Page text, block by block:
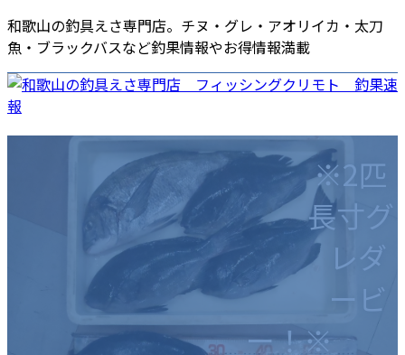
コ
ン
テ
ン
ツ
へ
ナ
ビ
ゲ
ー
シ
ョ
和歌山の釣具えさ専門店。チヌ・グレ・アオリイカ・太刀
魚・ブラックバスなど釣果情報やお得情報満載
ホーム店舗情報
海南店
釣果速報商品・店舗ニュース
各種サービス
エサ
ポイントカード
商品券
お役立ち情報
釣りスポット
釣りの仕掛け集
釣り場のマナー
採用情報
ご意見・ご要望
※2匹
長寸グ
レダ
ービ
ー！※